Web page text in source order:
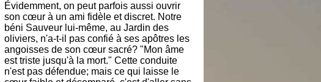
Évidemment, on peut parfois aussi ouvrir
son cœur à un ami fidèle et discret. Notre
béni Sauveur lui-même, au Jardin des
oliviers, n'a-t-il pas confié à ses apôtres les
angoisses de son cœur sacré? "Mon âme
est triste jusqu'à la mort." Cette conduite
n'est pas défendue; mais ce qui laisse le